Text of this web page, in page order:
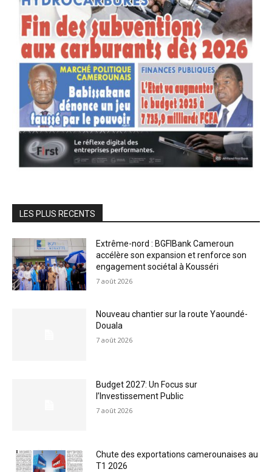
LES PLUS RECENTS
Extrême-nord : BGFIBank Cameroun
accélère son expansion et renforce son
engagement sociétal à Kousséri
7 août 2026
Nouveau chantier sur la route Yaoundé-
Douala
7 août 2026
Budget 2027: Un Focus sur
l’Investissement Public
7 août 2026
Chute des exportations camerounaises au
T1 2026